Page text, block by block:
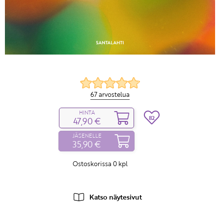
67 arvostelua
HINTA
47,90 €
JÄSENELLE
35,90 €
Ostoskorissa 0 kpl
82
Katso näytesivut